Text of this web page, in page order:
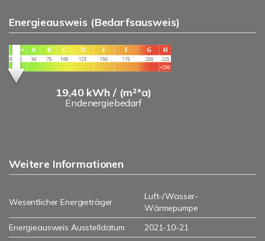
Energieausweis (Bedarfsausweis)
19,40 kWh / (m²*a)
Endenergiebedarf
Weitere Informationen
Wesentlicher Energieträger
Luft-/Wasser-
Wärmepumpe
Energieausweis Ausstelldatum
2021-10-21